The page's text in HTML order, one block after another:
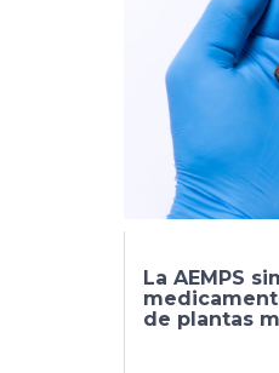
La AEMPS
de plantas